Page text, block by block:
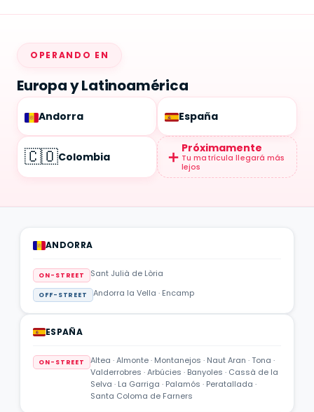
OPERANDO EN
Europa y Latinoamérica
Andorra España
🇨🇴Colombia ＋ Próximamente
Tu matrícula llegará más
lejos
ANDORRA
ON-STREET Sant Julià de Lòria
OFF-STREET Andorra la Vella · Encamp
ESPAÑA
ON-STREET
Altea · Almonte · Montanejos · Naut Aran · Tona ·
Valderrobres · Arbúcies · Banyoles · Cassà de la
Selva · La Garriga · Palamós · Peratallada ·
Santa Coloma de Farners